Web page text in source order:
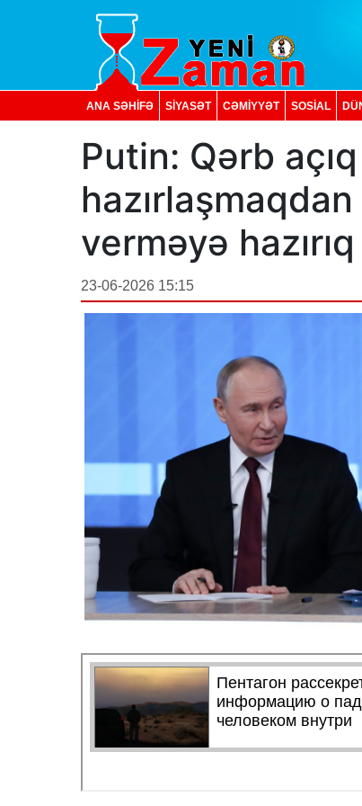
ANA SƏHİFƏ SİYASƏT CƏMİYYƏT SOSIAL
Putin: Qərb
verməyə hazırıq
23-06-2026 15:15